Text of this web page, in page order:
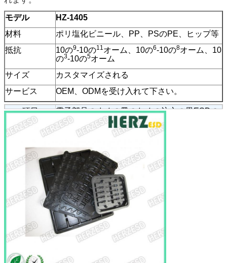
モデル
HZ-1405
材料
ポリ塩化ビニール、PP、PSのPE、ヒップ等
抵抗
10の9-10の11オーム、10の6-10の8オーム、10
の3-10の5オーム
サイズ
カスタマイズされる
サービス
OEM、ODMを受け入れて下さい。
項目
電子部品のまめの皿のための注文の黒ESDの
プラスチック皿
材料
ポリ塩化ビニール、ペット、APET、PP、
PS、ヒップ、群がること、等。
色
色またはフル カラー、CYMKかPantone
サイズ
習慣を受け入れて下さい
表面シール、トラップ、嘲笑、スライド、
皿、クラムシェルおよび相互等
ロゴ
印刷か彫版
表面の処理
光沢のあるラミネーションの無光沢のラミネ
ーションの紫外線コーティングの銀製に押す
こと
熱い押すことを印刷するオフセット印刷のシ
MOQ
2000PCS